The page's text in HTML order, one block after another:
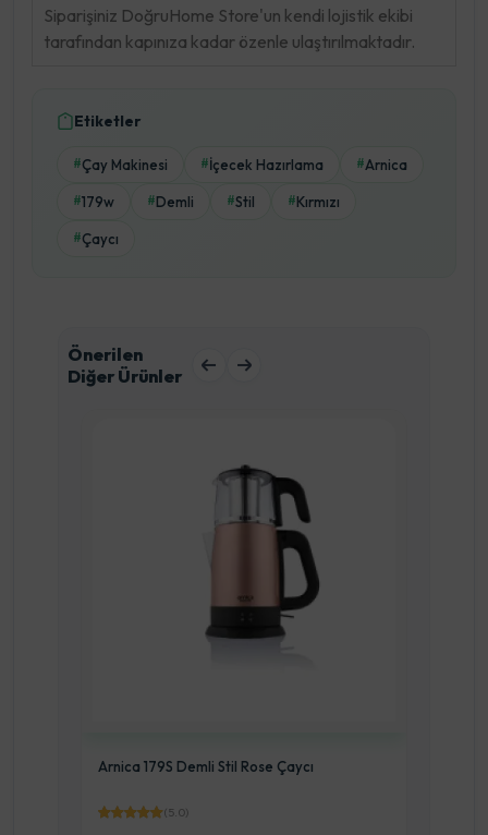
Siparişiniz DoğruHome Store'un kendi lojistik ekibi
tarafından kapınıza kadar özenle ulaştırılmaktadır.
Etiketler
#Çay Makinesi #İçecek Hazırlama #Arnica
#179w #Demli #Stil #Kırmızı
#Çaycı
Önerilen
Diğer Ürünler
Arnica 179S Demli Stil Rose Çaycı
(5.0)